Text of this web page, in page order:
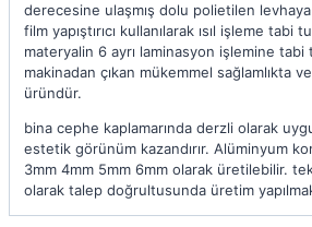
derecesine ulaşmış dolu polietilen
film yapıştırıcı kullanılarak ısıl işleme tabi
materyalin 6 ayrı laminasyon işlemine tabi
makinadan çıkan mükemmel sağlamlıkta
üründür.
bina cephe kaplamarında derzli olarak
estetik görünüm kazandırır. Alüminyum
3mm 4mm 5mm 6mm olarak üretilebilir.
olarak talep doğrultusunda üretim